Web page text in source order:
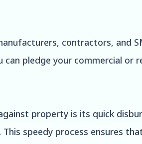
contractors, and
pledge your commercial or
property is its quick
speedy process ensures